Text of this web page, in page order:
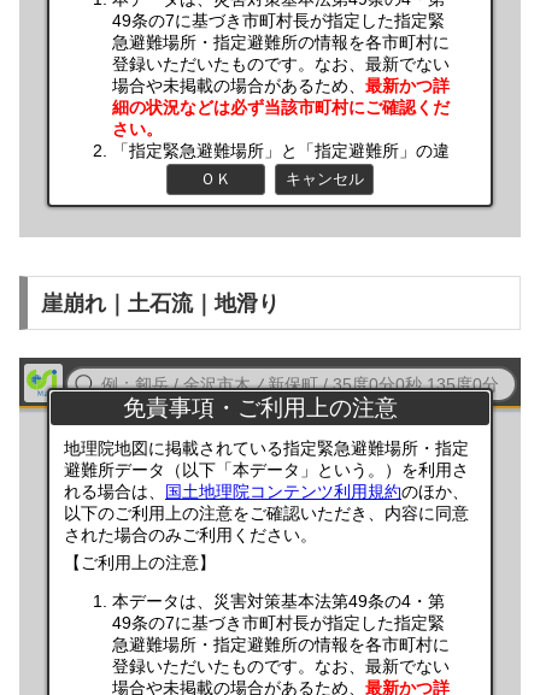
崖崩れ｜土石流｜地滑り